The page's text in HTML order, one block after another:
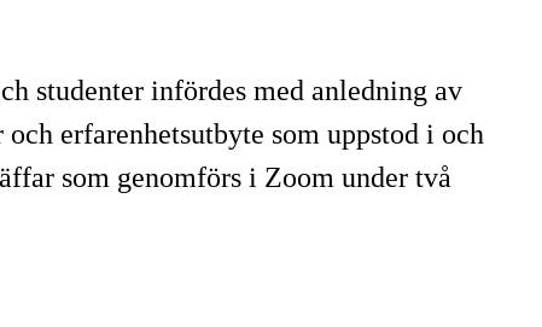
studenter infördes med anledning av
erfarenhetsutbyte som uppstod i och
som genomförs i Zoom under två